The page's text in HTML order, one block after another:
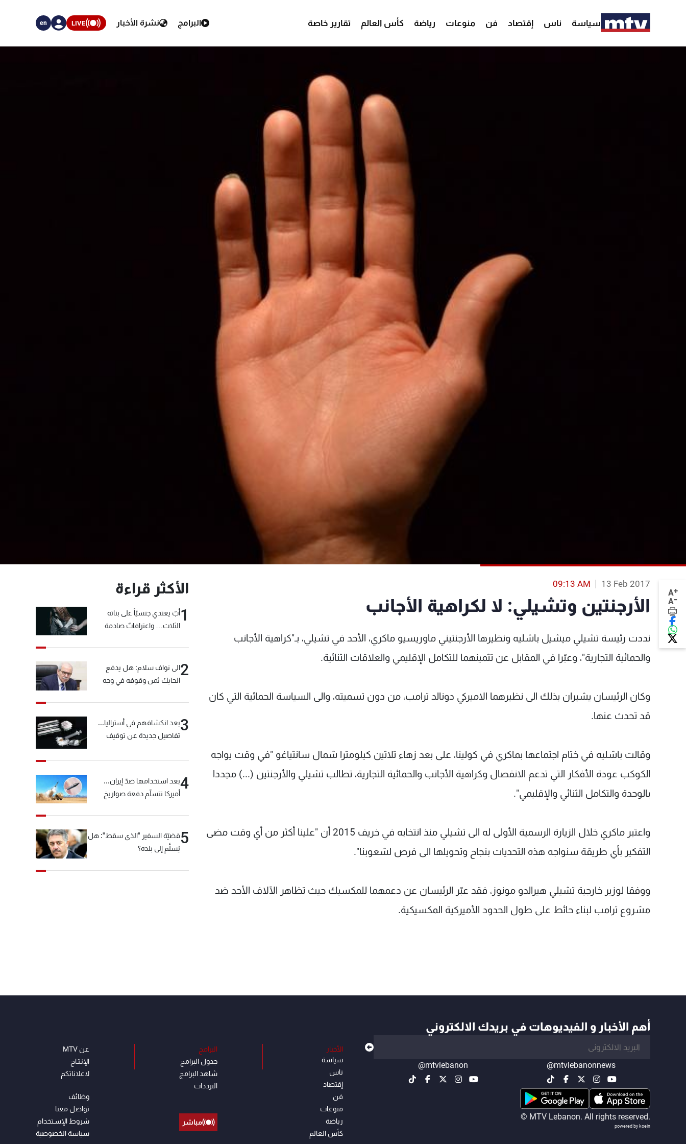
سياسة ناس إقتصاد فن منوعات رياضة كأس العالم تقارير خاصة البرامج نشرة الأخبار LIVE
en
A+
A-
13 Feb 2017
09:13 AM
الأرجنتين وتشيلي: لا لكراهية الأجانب
نددت رئيسة تشيلي ميشيل باشليه ونظيرها الأرجنتيني ماوريسيو ماكري، الأحد في تشيلي، بـ"كراهية الأجانب
والحمائية التجارية"، وعبّرا في المقابل عن تثمينهما للتكامل الإقليمي والعلاقات الثنائية.
وكان الرئيسان يشيران بذلك الى نظيرهما الاميركي دونالد ترامب، من دون تسميته، والى السياسة الحمائية التي كان
قد تحدث عنها.
وقالت باشليه في ختام اجتماعها بماكري في كولينا، على بعد زهاء ثلاثين كيلومترا شمال سانتياغو "في وقت يواجه
الكوكب عودة الأفكار التي تدعم الانفصال وكراهية الأجانب والحمائية التجارية، تطالب تشيلي والأرجنتين (...) مجددا
بالوحدة والتكامل الثنائي والإقليمي".
واعتبر ماكري خلال الزيارة الرسمية الأولى له الى تشيلي منذ انتخابه في خريف 2015 أن "علينا أكثر من أي وقت مضى
التفكير بأي طريقة سنواجه هذه التحديات بنجاح وتحويلها الى فرص لشعوبنا".
ووفقا لوزير خارجية تشيلي هيرالدو مونوز، فقد عبّر الرئيسان عن دعمهما للمكسيك حيث تظاهر الآلاف الأحد ضد
مشروع ترامب لبناء حائط على طول الحدود الأميركية المكسيكية.
الأكثر قراءة
1أبٌ يعتدي جنسيّاً على بناته
الثلاث… واعترافاتٌ صادمة
2الى نواف سلام: هل يدفع
الحايك ثمن وقوفه في وجه
3بعد انكشافهم في أستراليا...
تفاصيل جديدة عن توقيف
4بعد استخدامها ضدّ إيران...
أميركا تتسلّم دفعة صواريخ
5قضيّة السفير "الذي سقط": هل
يُسلَّم إلى بلده؟
أهم الأخبار و الفيديوهات في بريدك الالكتروني
@mtvlebanonnews
@mtvlebanon
© MTV Lebanon. All rights reserved.
powered by koein
الأخبار
سياسة
ناس
إقتصاد
فن
منوعات
رياضة
كأس العالم
البرامج
جدول البرامج
شاهد البرامج
الترددات
مباشر
عن MTV
الإنـتـاج
لاعلاناتكم
وظائف
تواصل معنا
شروط الإسـتخدام
سياسة الخصوصية